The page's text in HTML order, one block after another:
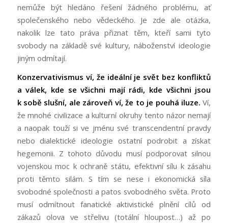
nemůže být hledáno řešení žádného problému, ať
společenského nebo vědeckého. Je zde ale otázka,
nakolik lze tato práva přiznat těm, kteří sami tyto
svobody na základě své kultury, náboženství ideologie
jiným odmítají.
Konzervativismus ví, že ideální je svět bez konfliktů
a válek, kde se všichni mají rádi, kde všichni jsou
k sobě slušní, ale zároveň ví, že to je pouhá iluze.Ví,
že mnohé civilizace a kulturní okruhy tento názor nemají
a naopak touží si ve jménu své transcendentní pravdy
nebo dialektické ideologie ostatní podrobit a získat
hegemonii. Z tohoto důvodu musí podporovat silnou
vojenskou moc k ochraně státu, efektivní sílu k zásahu
proti těmto silám. S tím se nese i ekonomická síla
svobodné společnosti a patos svobodného světa. Proto
musí odmítnout fanatické aktivistické plnění cílů od
zákazů olova ve střelivu (totální hloupost…) až po